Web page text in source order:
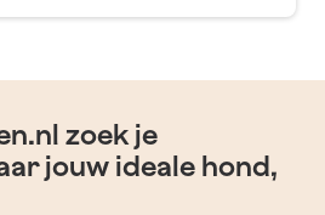
zoek je
jouw ideale hond,